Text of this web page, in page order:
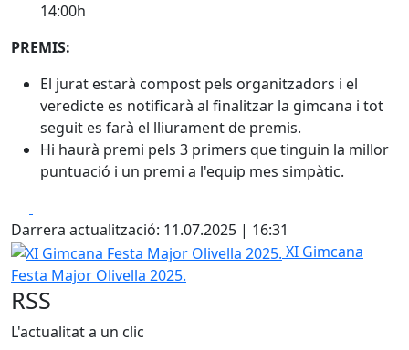
14:00h
PREMIS:
El jurat estarà compost pels organitzadors i el
veredicte es notificarà al finalitzar la gimcana i tot
seguit es farà el lliurament de premis.
Hi haurà premi pels 3 primers que tinguin la millor
puntuació i un premi a l'equip mes simpàtic.
Darrera actualització: 11.07.2025 | 16:31
XI Gimcana Festa Major Olivella 2025.
XI Gimcana
Festa Major Olivella 2025.
RSS
L'actualitat a un clic